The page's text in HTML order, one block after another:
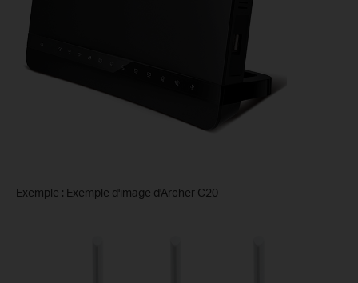
Exemple : Exemple d'image d'Archer C20